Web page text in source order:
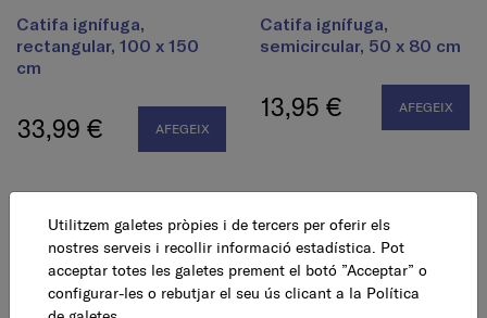
Catifa ignífuga,
rectangular, 100 x 150
cm
33,99 € AFEGEIX
Catifa ignífuga,
semicircular, 50 x 80 cm
13,95 € AFEGEIX
Utilitzem galetes pròpies i de tercers per oferir els
nostres serveis i recollir informació estadística. Pot
acceptar totes les galetes prement el botó ”Acceptar” o
configurar-les o rebutjar el seu ús clicant a la Política